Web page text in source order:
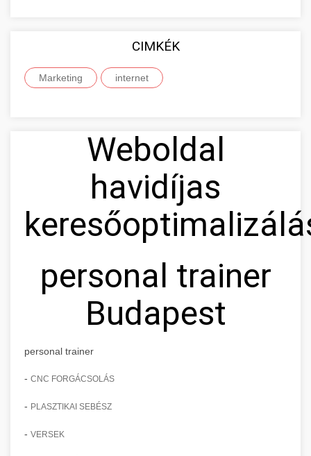
CIMKÉK
Marketing internet
Weboldal
havidíjas
personal trainer
Budapest
personal trainer
- CNC FORGÁCSOLÁS
- PLASZTIKAI SEBÉSZ
- VERSEK